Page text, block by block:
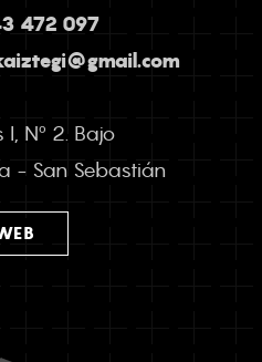
472 097
I, Nº 2. Bajo
- San Sebastián